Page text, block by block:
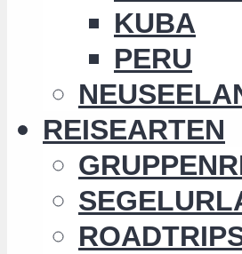
KUBA
PERU
REISEARTEN